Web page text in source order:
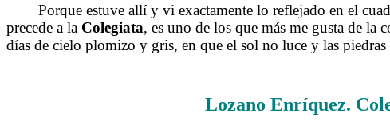
Porque estuve allí y vi exactamente lo reflejado en el
precede a la Colegiata, es uno de los que más me gusta de la
días de cielo plomizo y gris, en que el sol no luce y las piedras
Lozano Enríquez.